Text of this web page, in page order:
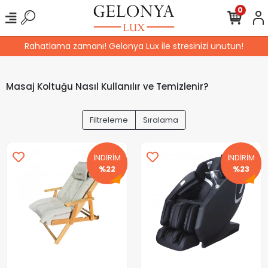
Rahatlama zamanı! Gelonya Lux ile stresinizi unutun!
0
Masaj Koltuğu Nasıl Kullanılır ve Temizlenir?
Filtreleme Sıralama
İNDİRİM
%22
İNDİRİM
%23